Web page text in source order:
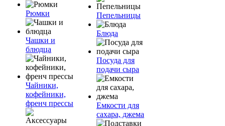
Рюмки
Чашки и
блюдца
Чайники,
кофейники,
френч прессы
Пепельницы
Блюда
Посуда для
подачи сыра
Емкости для
сахара, джема